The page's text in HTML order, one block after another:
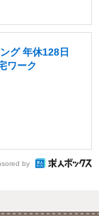
グ 年休128日
ワーク
by